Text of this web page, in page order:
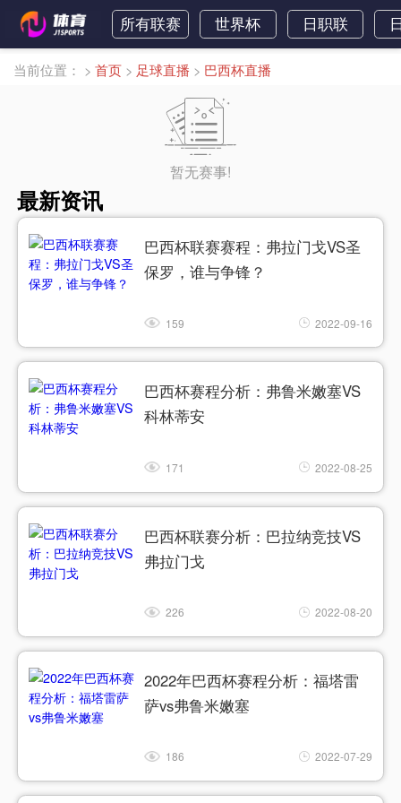
所有联赛 世界杯 日职联
当前位置： > 首页 > 足球直播 > 巴西杯直播
暂无赛事!
最新资讯
巴西杯联赛赛程：弗拉门戈VS圣
保罗，谁与争锋？
159 2022-09-16
巴西杯赛程分析：弗鲁米嫩塞VS
科林蒂安
171 2022-08-25
巴西杯联赛分析：巴拉纳竞技VS
弗拉门戈
226 2022-08-20
2022年巴西杯赛程分析：福塔雷
萨vs弗鲁米嫩塞
186 2022-07-29